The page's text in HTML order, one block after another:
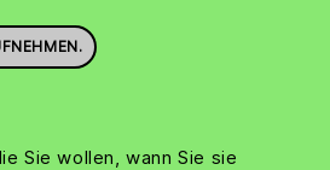
Sie wollen, wann Sie sie